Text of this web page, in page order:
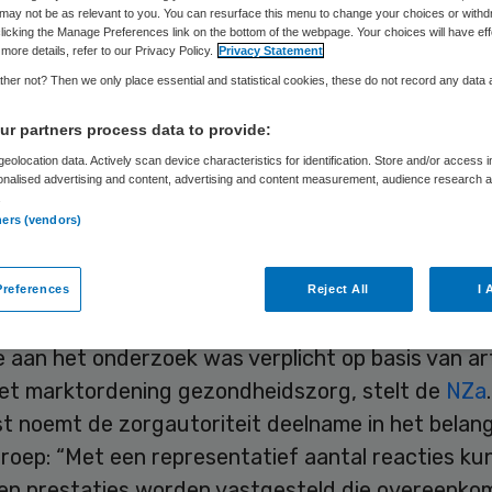
Zorgautoriteit (NZa) beboet twee
niet hebben meegewerkt aan het
meldt MedNet.
deelname
aan het onderzoek was verplicht op basis van
marktordening gezondheidszorg, stelt de NZa.
noemt de zorgautoriteit deelname in het
“Met een representatief aantal reacties
not be as relevant to you. You can resurface this menu to change your choices or
the Manage Preferences link on the bottom of the webpage. Your choices will have
details, refer to our Privacy Policy.
Privacy Statement
not? Then we only place essential and statistical cookies, these do not record any data
partners process data to provide:
data. Actively scan device characteristics for identification. Store and/or access
advertising and content, advertising and content measurement, audience research
(vendors)
Reject All I